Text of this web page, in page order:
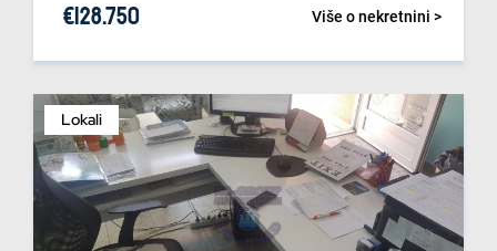
Više o nekretnini >
€128.750
Lokali